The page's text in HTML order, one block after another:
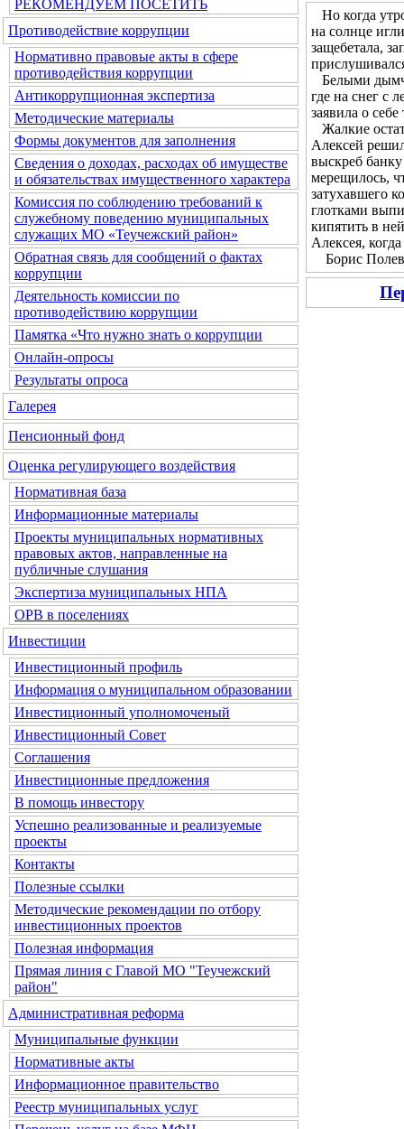
РЕКОМЕНДУЕМ ПОСЕТИТЬ
Противодействие коррупции
Нормативно правовые акты в сфере
противодействия коррупции
Антикоррупционная экспертиза
Методические материалы
Формы документов для заполнения
Сведения о доходах, расходах об имуществе
и обязательствах имущественного характера
Комиссия по соблюдению требований к
служебному поведению муниципальных
служащих МО «Теучежский район»
Обратная связь для сообщений о фактах
коррупции
Деятельность комиссии по
противодействию коррупции
Памятка «Что нужно знать о коррупции
Онлайн-опросы
Результаты опроса
Галерея
Пенсионный фонд
Оценка регулирующего воздействия
Нормативная база
Информационные материалы
Проекты муниципальных нормативных
правовых актов, направленные на
публичные слушания
Экспертиза муниципальных НПА
ОРВ в поселениях
Инвестиции
Инвестиционный профиль
Информация о муниципальном образовании
Инвестиционный уполномоченый
Инвестиционный Совет
Соглашения
Инвестиционные предложения
В помощь инвестору
Успешно реализованные и реализуемые
проекты
Контакты
Полезные ссылки
Методические рекомендации по отбору
инвестиционных проектов
Полезная информация
Прямая линия с Главой МО "Теучежский
район"
Административная реформа
Муниципальные функции
Нормативные акты
Информационное правительство
Реестр муниципальных услуг
Но когда
на солнце
защебетала,
Белыми
где на снег с
заявила о
Жалкие
Алексей
выскреб
мерещилось,
затухавшего
глотками
кипятить в
Алексея,
Борис